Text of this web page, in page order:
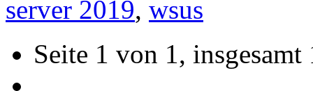
server 2019, wsus
Seite 1 von 1, insgesamt